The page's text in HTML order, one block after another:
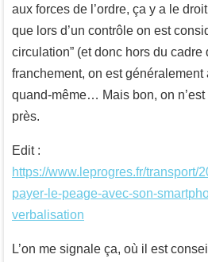
aux forces de l’ordre, ça y a le
que lors d’un contrôle on est
circulation” (et donc hors du cadre
franchement, on est
quand-même… Mais bon, on
près.
Edit :
https://www.leprogres.fr/transport/
payer-le-peage-avec-son-
verbalisation
L’on me signale ça, où il est